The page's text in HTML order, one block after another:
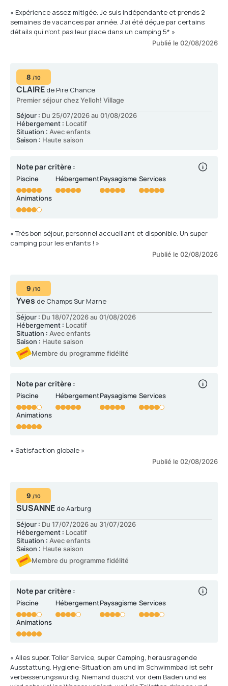
« Expérience assez mitigée. Je suis indépendante et prends 2
semaines de vacances par année. J'ai été déçue par certains
détails qui n'ont pas leur place dans un camping 5* »
Publié le 02/08/2026
8 /10
CLAIRE de Pire Chance
Premier séjour chez Yelloh! Village
Séjour : Du 25/07/2026 au 01/08/2026
Hébergement : Locatif
Situation : Avec enfants
Saison : Haute saison
Note par critère :
Piscine Hébergement Paysagisme Services
Animations
« Très bon séjour, personnel accueillant et disponible. Un super
camping pour les enfants ! »
Publié le 02/08/2026
9 /10
Yves de Champs Sur Marne
Séjour : Du 18/07/2026 au 01/08/2026
Hébergement : Locatif
Situation : Avec enfants
Saison : Haute saison
Membre du programme fidélité
Note par critère :
Piscine Hébergement Paysagisme Services
Animations
« Satisfaction globale »
Publié le 02/08/2026
9 /10
SUSANNE de Aarburg
Séjour : Du 17/07/2026 au 31/07/2026
Hébergement : Locatif
Situation : Avec enfants
Saison : Haute saison
Membre du programme fidélité
Note par critère :
Piscine Hébergement Paysagisme Services
Animations
« Alles super. Toller Service, super Camping, herausragende
Ausstattung. Hygiene-Situation am und im Schwimmbad ist sehr
verbesserungswürdig. Niemand duscht vor dem Baden und es